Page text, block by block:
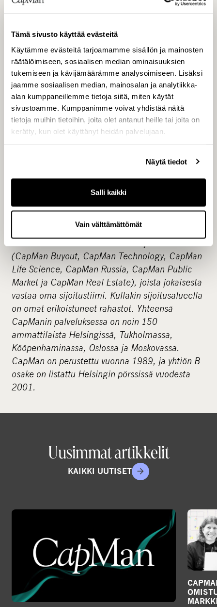
Tämä sivusto käyttää evästeitä
Käytämme evästeitä tarjoamamme sisällön ja mainosten
räätälöimiseen, sosiaalisen median ominaisuuksien
tukemiseen ja kävijämäärämme analysoimiseen. Lisäksi
jaamme sosiaalisen median, mainosalan ja analytiikka-
alan kumppaneillemme tietoja siitä, miten käytät
sivustoamme. Kumppanimme voivat yhdistää näitä
tietoja muihin tietoihin, joita olet antanut heille tai joita on
kerätty, kun olet käyttänyt heidän palvelujaan.
Näytä tiedot
Salli kaikki
Vain välttämättömät
Per Sköld, partneri, CapMan Life Science,
Mattias Nyblom, toimitusjohtaja, SRK
Konsultation AB, puh. +46 18 13 19 70
CapMan on Pohjoismaiden ja Venäjän johtavia
ja hallinnoi noin 3,5 miljardin euron pääomia
rahastoissaan. Yhtiöllä on kuusi sijoitusaluetta
(CapMan Buyout, CapMan Technology, CapMan
Life Science, CapMan Russia, CapMan Public
Market ja CapMan Real Estate), joista jokaisesta
vastaa oma sijoitustiimi. Kullakin sijoitusalueella
on omat erikoistuneet rahastot. Yhteensä
CapManin palveluksessa on noin 150
ammattilaista Helsingissä, Tukholmassa,
Kööpenhaminassa, Oslossa ja Moskovassa.
CapMan on perustettu vuonna 1989, ja yhtiön B-
osake on listattu Helsingin pörssissä vuodesta
2001.
Uusimmat artikkelit
KAIKKI UUTISET